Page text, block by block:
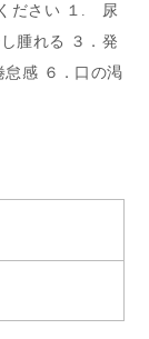
ださい １. 尿
腫れる ３．発
怠感 ６．口の渇